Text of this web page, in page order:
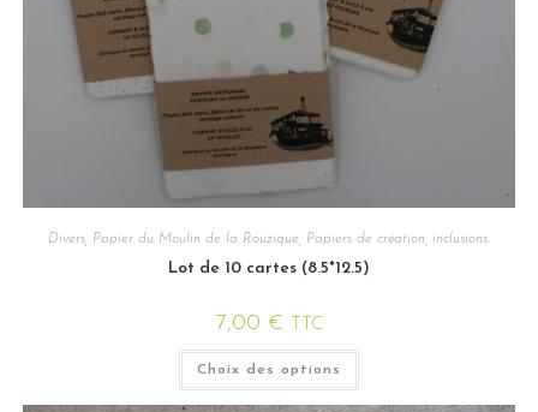
Divers Papier du Moulin de la Rouzique Papiers de création, inclusions.
Lot de 10 cartes (8.5*12.5)
7,00 € TTC
Choix des options